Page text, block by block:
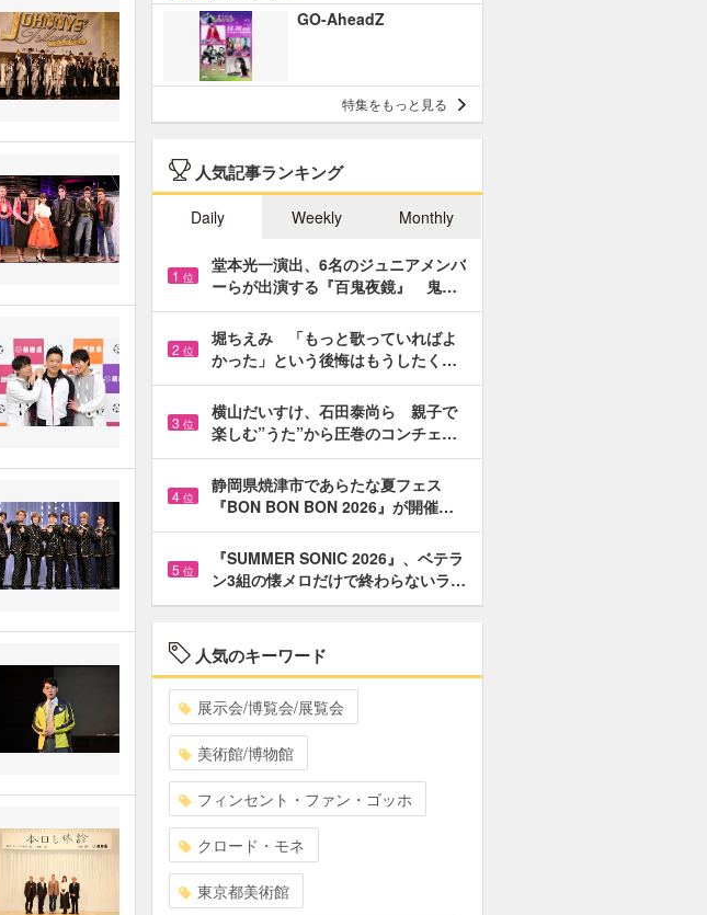
GO-AheadZ
特集をもっと見る
人気記事ランキング
Daily Weekly Monthly
1 位
堂本光一演出、6名のジュニアメンバ
ーらが出演する『百鬼夜鏡』 鬼…
2 位
堀ちえみ 「もっと歌っていればよ
かった」という後悔はもうしたく…
3 位
横山だいすけ、石田泰尚ら 親子で
楽しむ”うた”から圧巻のコンチェ…
4 位
静岡県焼津市であらたな夏フェス
『BON BON BON 2026』が開催…
5 位
『SUMMER SONIC 2026』、ベテラ
ン3組の懐メロだけで終わらないラ…
人気のキーワード
展示会/博覧会/展覧会
美術館/博物館
フィンセント・ファン・ゴッホ
クロード・モネ
東京都美術館